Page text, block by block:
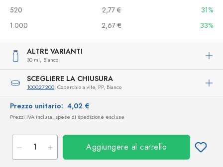
520
2,77 €
31%
1.000
2,67 € 33%
ALTRE VARIANTI
30 ml, Bianco
SCEGLIERE LA CHIUSURA
100027200, Coperchio a vite, PP, Bianco
Prezzo unitario: 4,02 €
Prezzi IVA inclusa, spese di spedizione escluse
Aggiungere al carrello